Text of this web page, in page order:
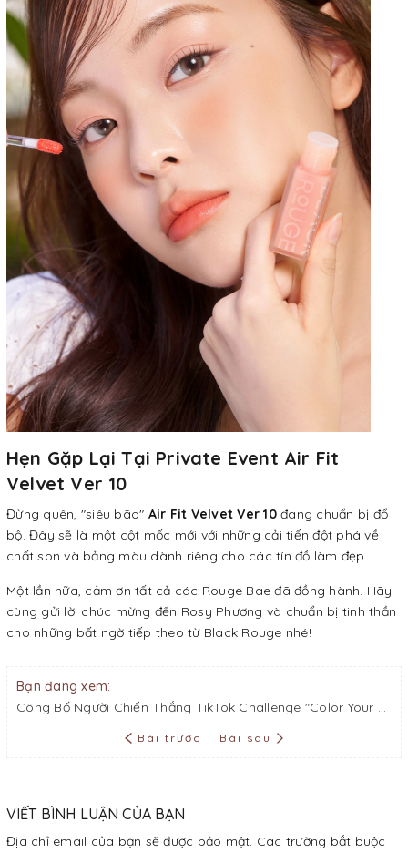
Hẹn Gặp Lại Tại Private Event Air Fit
Velvet Ver 10
Đừng quên, "siêu bão" Air Fit Velvet Ver 10 đang chuẩn bị đổ
bộ. Đây sẽ là một cột mốc mới với những cải tiến đột phá về
chất son và bảng màu dành riêng cho các tín đồ làm đẹp.
Một lần nữa, cảm ơn tất cả các Rouge Bae đã đồng hành. Hãy
cùng gửi lời chúc mừng đến Rosy Phương và chuẩn bị tinh thần
cho những bất ngờ tiếp theo từ Black Rouge nhé!
Bạn đang xem:
Công Bố Người Chiến Thắng TikTok Challenge "Color Your Style" Cùng Black Rouge
Bài trước Bài sau
VIẾT BÌNH LUẬN CỦA BẠN
Địa chỉ email của bạn sẽ được bảo mật. Các trường bắt buộc